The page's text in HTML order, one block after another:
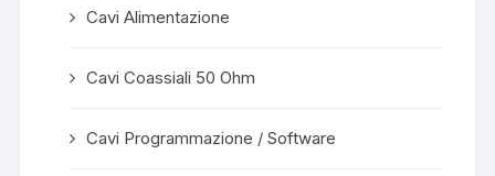
Cavi Alimentazione
Cavi Coassiali 50 Ohm
Cavi Programmazione / Software